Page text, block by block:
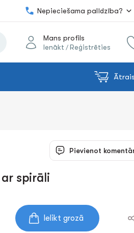
Nepieciešama palīdzība?
Mans profils
Ienākt / Reģistrēties
Pievienot
spirāli
Ielikt grozā